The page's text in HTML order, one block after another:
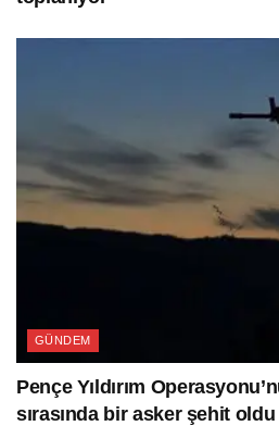
GÜNDEM
Pençe Yıldırım
sırasında bir asker şehit oldu